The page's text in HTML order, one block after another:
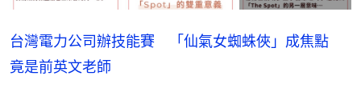
台灣電力公司辦技能賽 「仙氣女蜘蛛俠」成焦點
竟是前英文老師